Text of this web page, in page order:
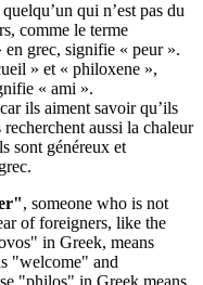
qui n’est pas du
comme le terme
grec, signifie « peur ».
» et « philoxene »,
« ami ».
ils aiment savoir qu’ils
aussi la chaleur
sont généreux et
, someone who is not
of foreigners, like the
in Greek, means
"welcome" and